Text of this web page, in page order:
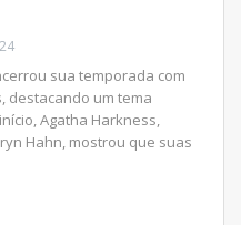
sua temporada com
destacando um tema
Agatha Harkness,
Hahn, mostrou que suas